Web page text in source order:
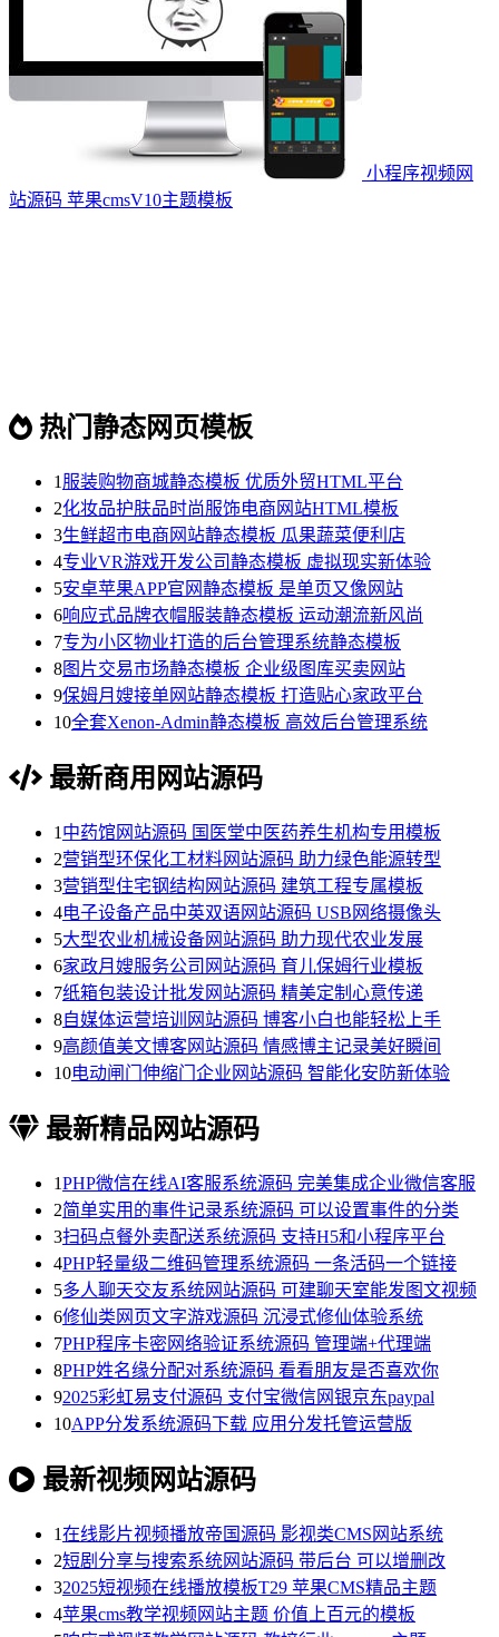
小程序视频网
站源码 苹果cmsV10主题模板
热门静态网页模板
1 服装购物商城静态模板 优质外贸HTML平台
2化妆品护肤品时尚服饰电商网站HTML模板
3生鲜超市电商网站静态模板 瓜果蔬菜便利店
4专业VR游戏开发公司静态模板 虚拟现实新体验
5安卓苹果APP官网静态模板 是单页又像网站
6响应式品牌衣帽服装静态模板 运动潮流新风尚
7专为小区物业打造的后台管理系统静态模板
8图片交易市场静态模板 企业级图库买卖网站
9保姆月嫂接单网站静态模板 打造贴心家政平台
10全套Xenon-Admin静态模板 高效后台管理系统
最新商用网站源码
1 中药馆网站源码 国医堂中医药养生机构专用模板
2营销型环保化工材料网站源码 助力绿色能源转型
3营销型住宅钢结构网站源码 建筑工程专属模板
4电子设备产品中英双语网站源码 USB网络摄像头
5大型农业机械设备网站源码 助力现代农业发展
6家政月嫂服务公司网站源码 育儿保姆行业模板
7纸箱包装设计批发网站源码 精美定制心意传递
8自媒体运营培训网站源码 博客小白也能轻松上手
9高颜值美文博客网站源码 情感博主记录美好瞬间
10电动闸门伸缩门企业网站源码 智能化安防新体验
最新精品网站源码
1PHP微信在线AI客服系统源码 完美集成企业微信客服
2简单实用的事件记录系统源码 可以设置事件的分类
3扫码点餐外卖配送系统源码 支持H5和小程序平台
4PHP轻量级二维码管理系统源码 一条活码一个链接
5多人聊天交友系统网站源码 可建聊天室能发图文视频
6修仙类网页文字游戏源码 沉浸式修仙体验系统
7PHP程序卡密网络验证系统源码 管理端+代理端
8PHP姓名缘分配对系统源码 看看朋友是否喜欢你
92025彩虹易支付源码 支付宝微信网银京东paypal
10APP分发系统源码下载 应用分发托管运营版
最新视频网站源码
1在线影片视频播放帝国源码 影视类CMS网站系统
2短剧分享与搜索系统网站源码 带后台 可以增删改
32025短视频在线播放模板T29 苹果CMS精品主题
4苹果cms教学视频网站主题 价值上百元的模板